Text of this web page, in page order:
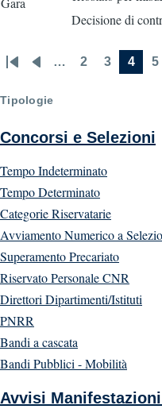
Decisione di
First
page
Previous
page
… 2
Page
3 4 5
Tipologie
Concorsi e Selezioni
Tempo Indeterminato
Tempo Determinato
Categorie Riservatarie
Avviamento Numerico a
Superamento Precariato
Riservato Personale CNR
Direttori Dipartimenti/Istituti
PNRR
Bandi a cascata
Bandi Pubblici - Mobilità
Avvisi